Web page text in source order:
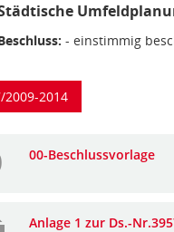
- einstimmig
2009-2014
00-Beschlussvorlage
Anlage 1 zur Ds.-